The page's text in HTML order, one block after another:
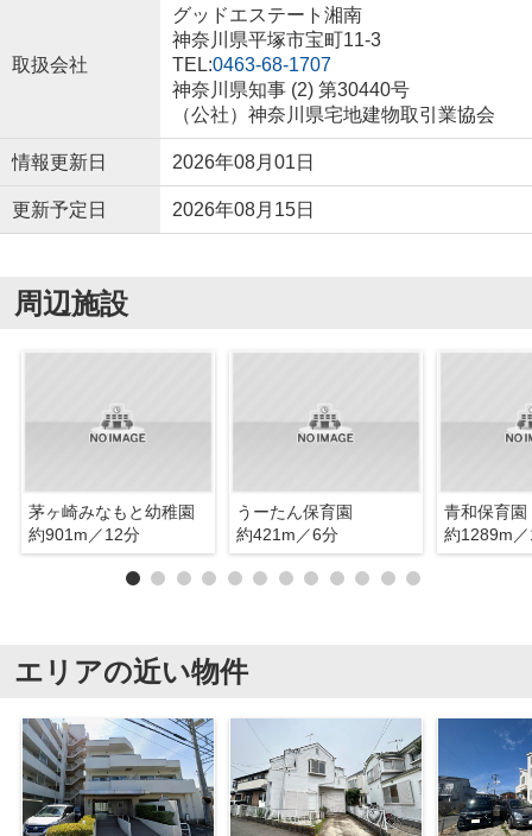
取扱会社
グッドエステート湘南
神奈川県平塚市宝町11-3
TEL:0463-68-1707
神奈川県知事 (2) 第30440号
（公社）神奈川県宅地建物取引業協会
情報更新日 2026年08月01日
更新予定日 2026年08月15日
周辺施設
茅ヶ崎みなもと幼稚園
約901m／12分
うーたん保育園
約421m／6分
青和保育園
約1289m
エリアの近い物件